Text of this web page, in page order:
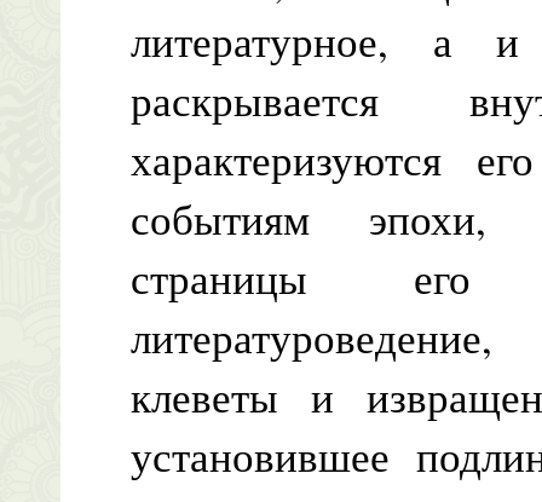
литературное, а и
раскрывается
характеризуются
событиям эпохи,
страницы его
клеветы и
установившее